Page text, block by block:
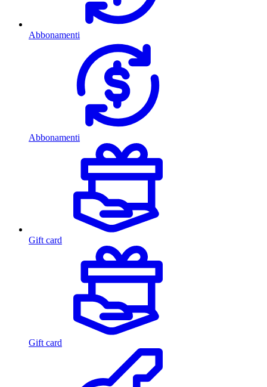
Abbonamenti
Abbonamenti
Gift card
Gift card